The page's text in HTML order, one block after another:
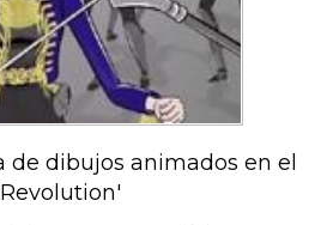
de dibujos animados en el